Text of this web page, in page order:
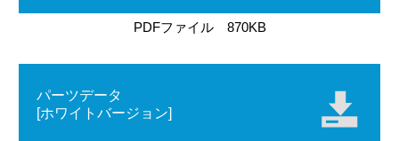
PDFファイル 870KB
パーツデータ
[ホワイトバージョン]